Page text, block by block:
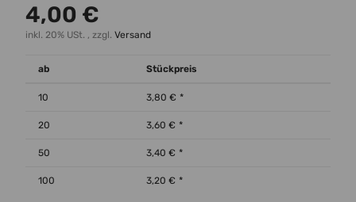
4,00 €
inkl. 20% USt. , zzgl. Versand
ab Stückpreis
10 3,80 € *
20 3,60 € *
50 3,40 € *
100 3,20 € *